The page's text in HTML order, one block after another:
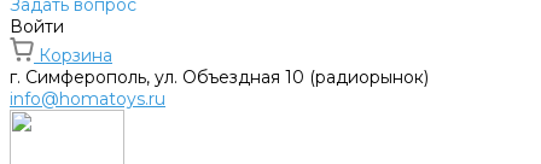
Задать вопрос
Войти
Корзина
г. Симферополь, ул. Объездная 10 (радиорынок)
info@homatoys.ru